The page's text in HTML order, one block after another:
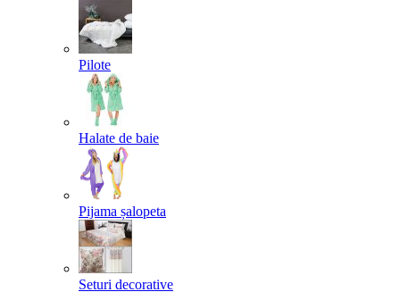
Pilote
Halate de baie
Pijama șalopeta
Seturi decorative